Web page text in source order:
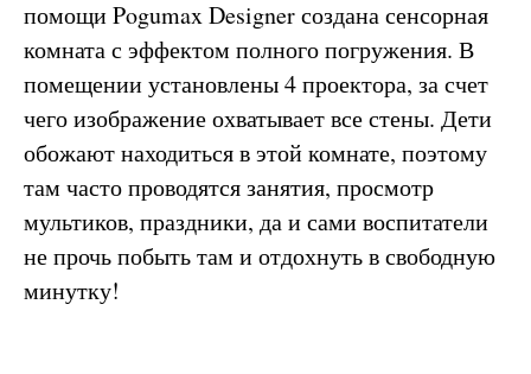
помощи Pogumax Designer создана сенсорная
комната с эффектом полного погружения. В
помещении установлены 4 проектора, за счет
чего изображение охватывает все стены. Дети
обожают находиться в этой комнате, поэтому
там часто проводятся занятия, просмотр
мультиков, праздники, да и сами воспитатели
не прочь побыть там и отдохнуть в свободную
минутку!